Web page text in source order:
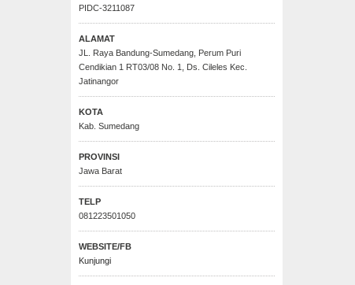
PIDC-3211087
ALAMAT
JL. Raya Bandung-Sumedang, Perum Puri
Cendikian 1 RT03/08 No. 1, Ds. Cileles Kec.
Jatinangor
KOTA
Kab. Sumedang
PROVINSI
Jawa Barat
TELP
081223501050
WEBSITE/FB
Kunjungi